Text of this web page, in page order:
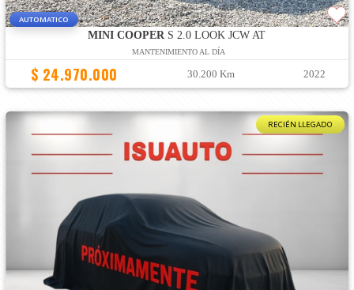
AUTOMATICO
MINI COOPER S 2.0 LOOK JCW AT
MANTENIMIENTO AL DÍA
$ 24.970.000 30.200 Km 2022
RECIÉN LLEGADO